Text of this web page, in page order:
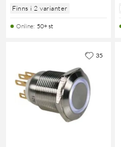
Finns i 2 varianter
Online: 50+ st
35